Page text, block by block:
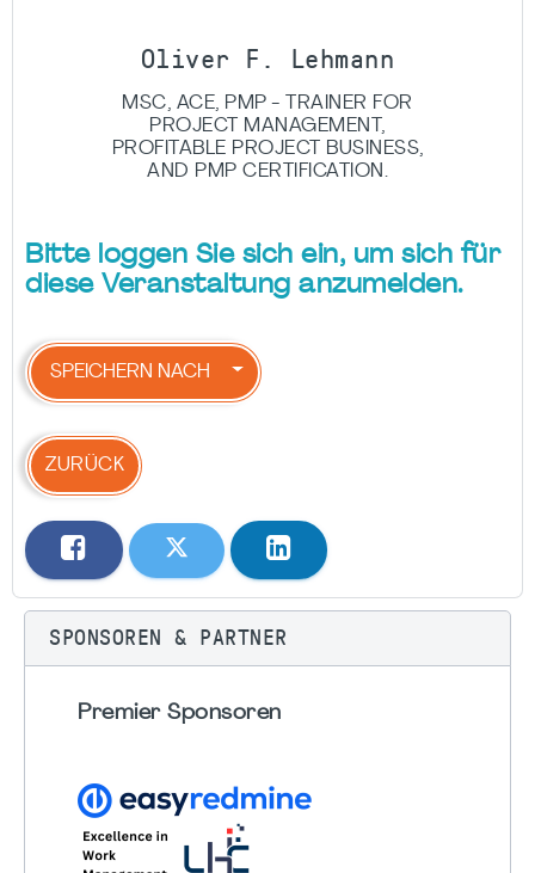
Oliver F. Lehmann
MSC, ACE, PMP - TRAINER FOR
PROJECT MANAGEMENT,
PROFITABLE PROJECT BUSINESS,
AND PMP CERTIFICATION.
Bitte loggen Sie sich ein, um sich für
diese Veranstaltung anzumelden.
SPEICHERN NACH
ZURÜCK
SPONSOREN & PARTNER
Premier Sponsoren